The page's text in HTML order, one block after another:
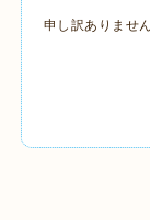
申し訳ありませ